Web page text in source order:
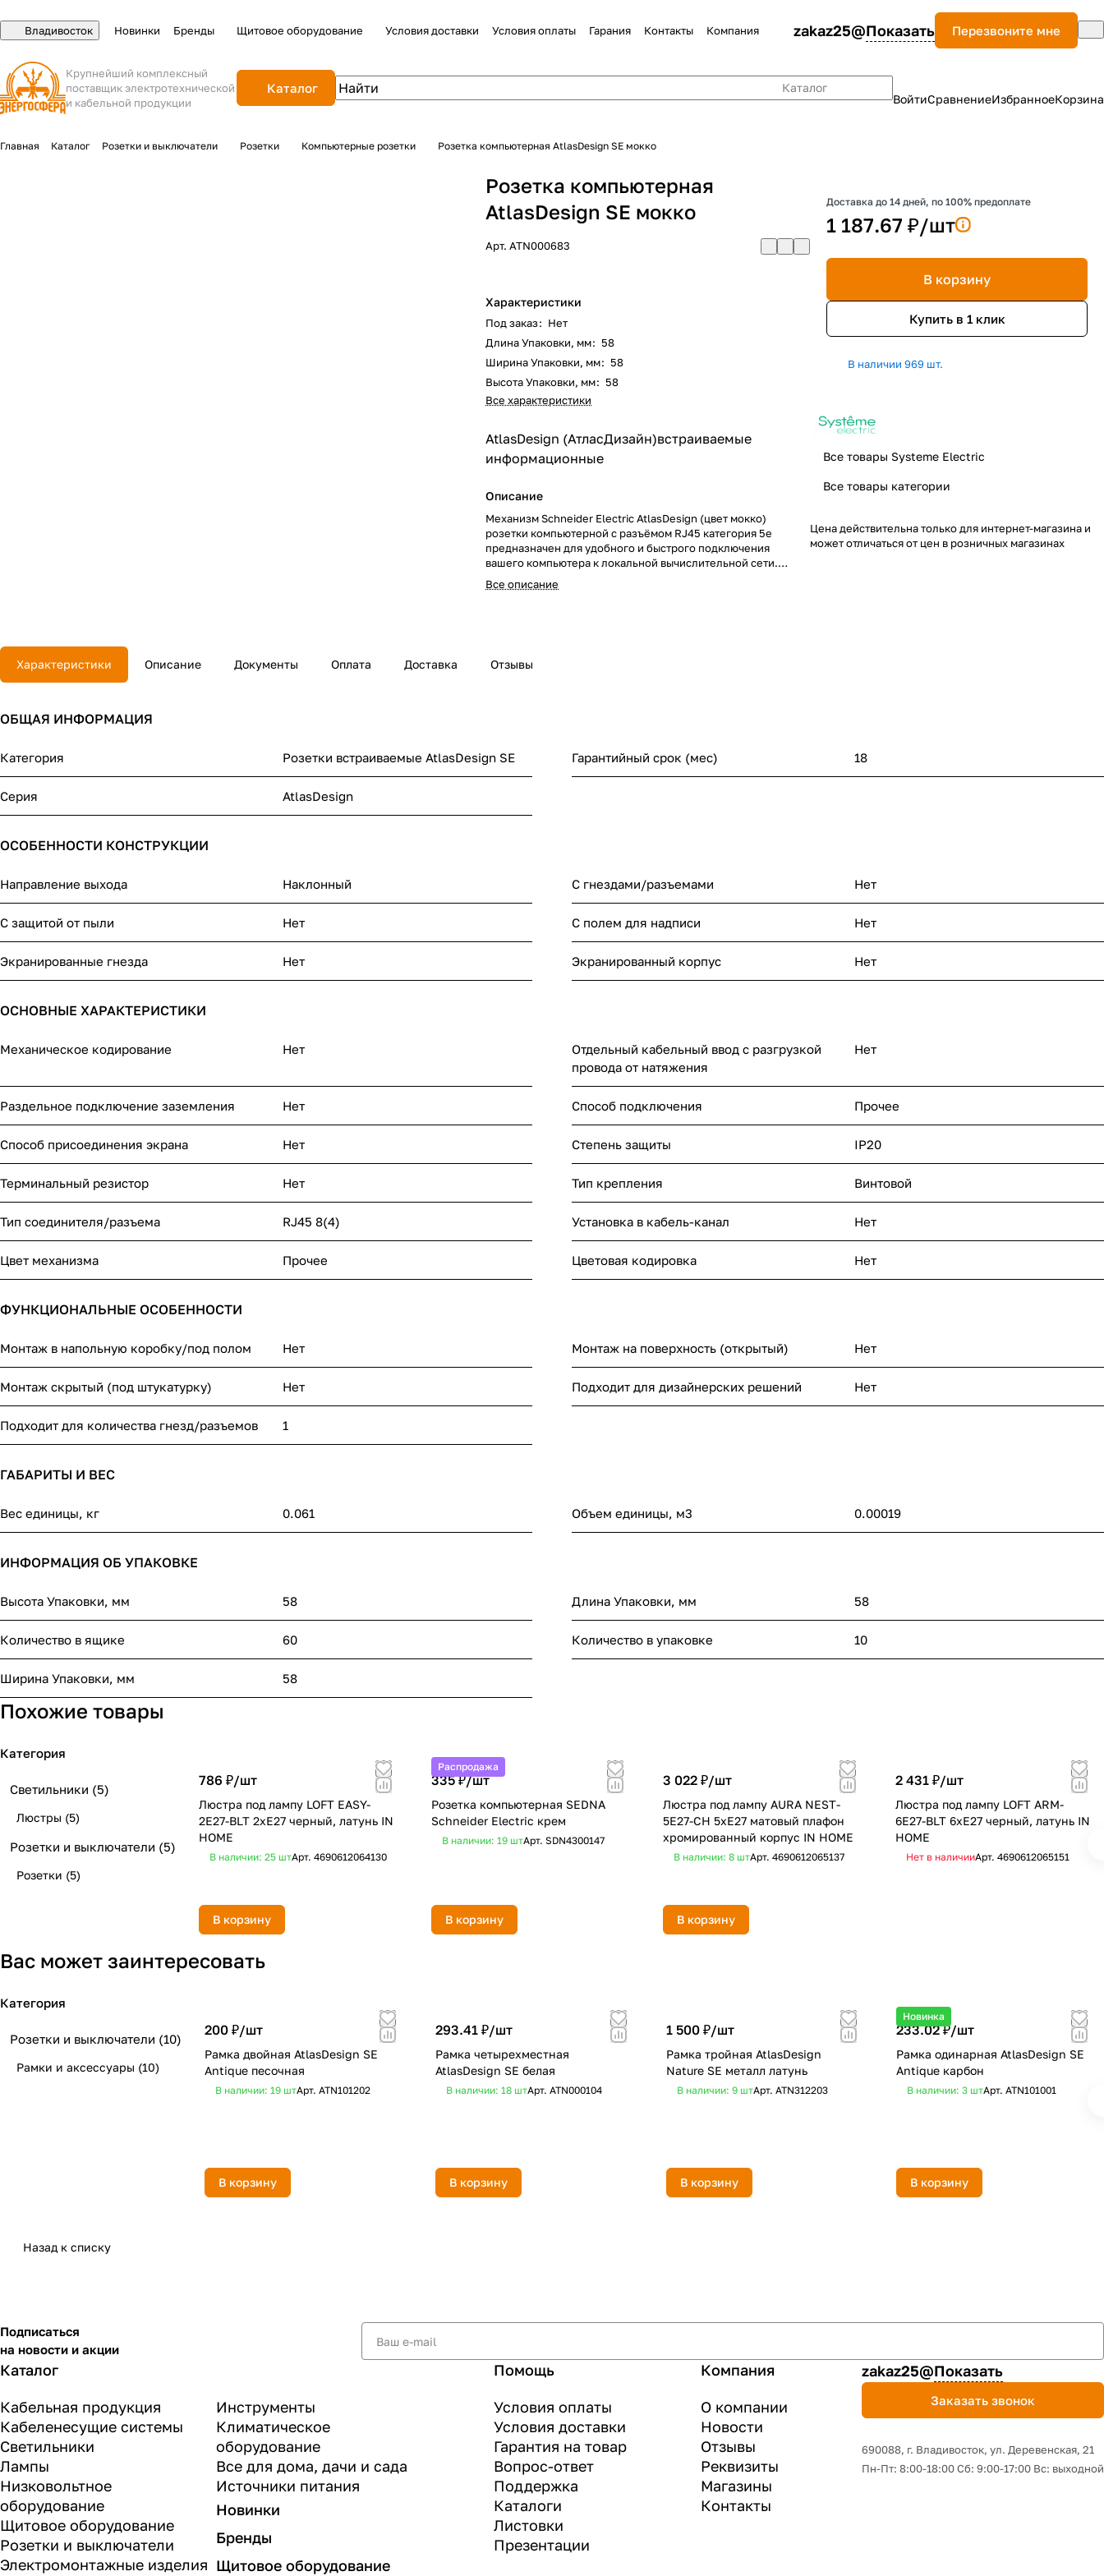
Владивосток Новинки Бренды Щитовое оборудование Условия доставки Условия оплаты Гарания Контакты Компания zakaz25@Показать Перезвоните мне
Крупнейший комплексный
поставщик электротехнической
и кабельной продукции
Каталог
Каталог
ВойтиСравнениеИзбранноеКорзина
Главная Каталог Розетки и выключатели Розетки Компьютерные розетки Розетка компьютерная AtlasDesign SE мокко
Розетка компьютерная
AtlasDesign SE мокко
Арт.ATN000683
Характеристики
Под заказ: Нет
Длина Упаковки, мм: 58
Ширина Упаковки, мм: 58
Высота Упаковки, мм: 58
Все характеристики
AtlasDesign (АтласДизайн)встраиваемые
информационные
Описание
Механизм Schneider Electric AtlasDesign (цвет мокко)
розетки компьютерной с разъёмом RJ45 категория 5е
предназначен для удобного и быстрого подключения
вашего компьютера к локальной вычислительной сети.
Лицевые детали из качественного ABS-пластика,
устойчивого к царапинам и УФ-излучению.
Все описание
Доставка до 14 дней, по 100% предоплате
1 187.67 ₽/шт
В корзину
Купить в 1 клик
В наличии 969 шт.
Все товары Systeme Electric
Все товары категории
Цена действительна только для интернет-магазина и
может отличаться от цен в розничных магазинах
Характеристики Описание Документы Оплата Доставка Отзывы
ОБЩАЯ ИНФОРМАЦИЯ
Категория Розетки встраиваемые AtlasDesign SE Гарантийный срок (мес) 18
Серия AtlasDesign
ОСОБЕННОСТИ КОНСТРУКЦИИ
Направление выхода Наклонный С гнездами/разъемами Нет
С защитой от пыли Нет С полем для надписи Нет
Экранированные гнезда Нет Экранированный корпус Нет
ОСНОВНЫЕ ХАРАКТЕРИСТИКИ
Механическое кодирование Нет
Отдельный кабельный ввод с разгрузкой
провода от натяжения
Нет
Раздельное подключение заземления Нет Способ подключения Прочее
Способ присоединения экрана Нет Степень защиты IP20
Терминальный резистор Нет Тип крепления Винтовой
Тип соединителя/разъема RJ45 8(4) Установка в кабель-канал Нет
Цвет механизма Прочее Цветовая кодировка Нет
ФУНКЦИОНАЛЬНЫЕ ОСОБЕННОСТИ
Монтаж в напольную коробку/под полом Нет Монтаж на поверхность (открытый) Нет
Монтаж скрытый (под штукатурку) Нет Подходит для дизайнерских решений Нет
Подходит для количества гнезд/разъемов 1
ГАБАРИТЫ И ВЕС
Вес единицы, кг 0.061 Объем единицы, м3 0.00019
ИНФОРМАЦИЯ ОБ УПАКОВКЕ
Высота Упаковки, мм 58 Длина Упаковки, мм 58
Количество в ящике 60 Количество в упаковке 10
Ширина Упаковки, мм 58
Похожие товары
786 ₽/шт
Люстра под лампу LOFT EASY-
2E27-BLT 2хЕ27 черный, латунь IN
HOME
В наличии: 25 штАрт. 4690612064130
В корзину
Распродажа
335 ₽/шт
Розетка компьютерная SEDNA
Schneider Electric крем
В наличии: 19 штАрт. SDN4300147
В корзину
3 022 ₽/шт
Люстра под лампу AURA NEST-
5E27-CH 5хЕ27 матовый плафон
хромированный корпус IN HOME
В наличии: 8 штАрт. 4690612065137
В корзину
2 431 ₽/шт
Люстра под лампу LOFT ARM-
6E27-BLT 6хЕ27 черный, латунь IN
HOME
Нет в наличииАрт. 4690612065151
Категория
Светильники (5)
Люстры (5)
Розетки и выключатели (5)
Розетки (5)
Вас может заинтересовать
200 ₽/шт
Рамка двойная AtlasDesign SE
Antique песочная
В наличии: 19 штАрт. ATN101202
В корзину
293.41 ₽/шт
Рамка четырехместная
AtlasDesign SE белая
В наличии: 18 штАрт. ATN000104
В корзину
1 500 ₽/шт
Рамка тройная AtlasDesign
Nature SE металл латунь
В наличии: 9 штАрт. ATN312203
В корзину
Новинка
233.02 ₽/шт
Рамка одинарная AtlasDesign SE
Antique карбон
В наличии: 3 штАрт.ATN101001
В корзину
Категория
Розетки и выключатели (10)
Рамки и аксессуары (10)
Назад к списку
Подписаться
на новости и акции
Каталог
Кабельная продукция
Кабеленесущие системы
Светильники
Лампы
Низковольтное
оборудование
Щитовое оборудование
Розетки и выключатели
Электромонтажные изделия
Инструменты
Климатическое
оборудование
Все для дома, дачи и сада
Источники питания
Новинки
Бренды
Щитовое оборудование
Помощь
Условия оплаты
Условия доставки
Гарантия на товар
Вопрос-ответ
Поддержка
Каталоги
Листовки
Презентации
Компания
О компании
Новости
Отзывы
Реквизиты
Магазины
Контакты
zakaz25@Показать
Заказать звонок
690088, г. Владивосток, yл. Деревенская, 21
Пн-Пт: 8:00-18:00 Сб: 9:00-17:00 Вс: выходной